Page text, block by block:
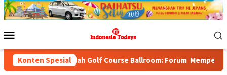
Loncat
ke
Mobile
Konten Spesial
Indah Golf Course Ballroom: Forum Mempertemukan